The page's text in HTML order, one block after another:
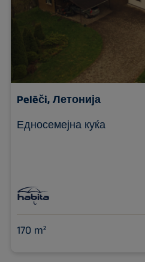
Pelēči, Летонија
Едносемејна куќа
170 m²